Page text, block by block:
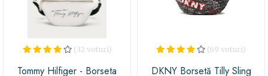
(32 voturi)
Tommy Hilfiger - Borseta
(69 voturi)
DKNY Borsetă Tilly Sling